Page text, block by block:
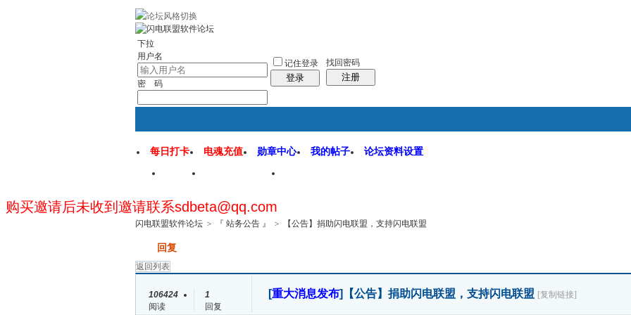
下拉
用户名
密 码
记住登录
登录
找回密码
注册
首页 闪电联盟论坛
每日打卡 电魂充值 勋章中心 我的帖子 论坛资料设置
购买邀请后未收到邀请联系sdbeta@qq.com
闪电联盟软件论坛 > 『 站务公告 』 > 【公告】捐助闪电联盟，支持闪电联盟
回复
返回列表
106424
阅读
1
回复
[重大消息发布] 【公告】捐助闪电联盟，支持闪电联盟 [复制链接]